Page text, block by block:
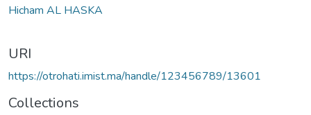
Hicham AL HASKA
URI
https://otrohati.imist.ma/handle/123456789/13601
Collections